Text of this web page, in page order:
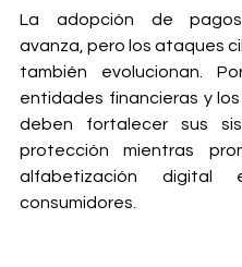
La adopción de
avanza, pero los ataques
también evolucionan.
entidades financieras y
deben fortalecer sus
protección mientras
alfabetización digital
consumidores.